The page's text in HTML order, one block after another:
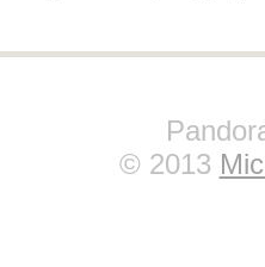
© 2013